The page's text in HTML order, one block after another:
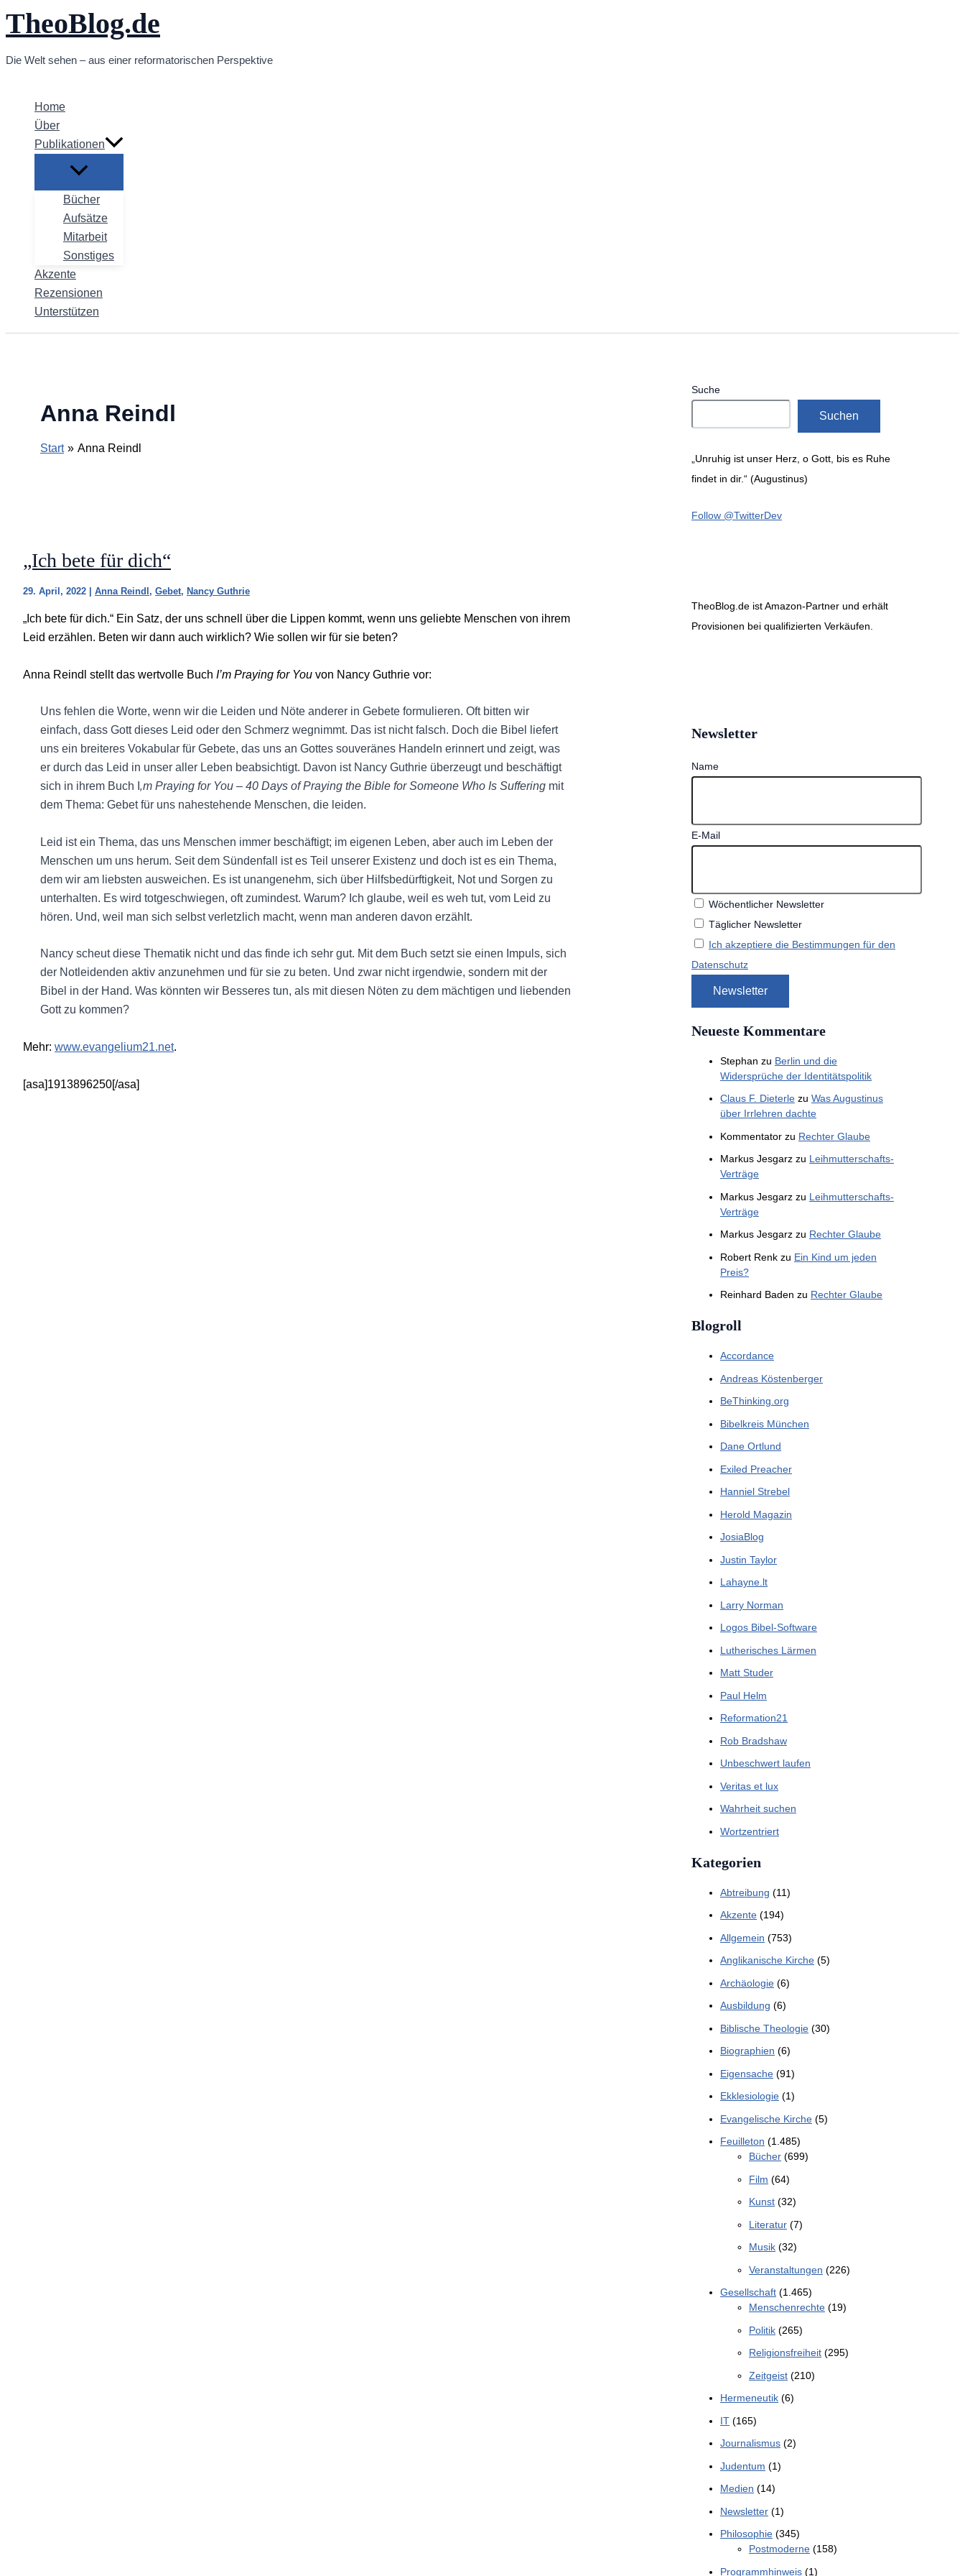
Zum
Inhalt
TheoBlog.de
Die Welt sehen – aus einer reformatorischen Perspektive
Home
Über
Publikationen
Bücher
Aufsätze
Mitarbeit
Sonstiges
Akzente
Rezensionen
Unterstützen
Anna Reindl
Start Anna Reindl
„Ich bete für dich“
29. April, 2022 Anna Reindl , Gebet, Nancy Guthrie
„Ich bete für dich.“ Ein Satz, der uns schnell über die Lippen kommt, wenn uns geliebte Menschen von ihrem
Leid erzählen. Beten wir dann auch wirklich? Wie sollen wir für sie beten?
Anna Reindl stellt das wertvolle Buch I’m Praying for You von Nancy Guthrie vor:
Uns fehlen die Worte, wenn wir die Leiden und Nöte anderer in Gebete formulieren. Oft bitten wir
einfach, dass Gott dieses Leid oder den Schmerz wegnimmt. Das ist nicht falsch. Doch die Bibel liefert
uns ein breiteres Vokabular für Gebete, das uns an Gottes souveränes Handeln erinnert und zeigt, was
er durch das Leid in unser aller Leben beabsichtigt. Davon ist Nancy Guthrie überzeugt und beschäftigt
sich in ihrem Buch I ‚m Praying for You – 40 Days of Praying the Bible for Someone Who Is Suffering mit
dem Thema: Gebet für uns nahestehende Menschen, die leiden.
Leid ist ein Thema, das uns Menschen immer beschäftigt; im eigenen Leben, aber auch im Leben der
Menschen um uns herum. Seit dem Sündenfall ist es Teil unserer Existenz und doch ist es ein Thema,
dem wir am liebsten ausweichen. Es ist unangenehm, sich über Hilfsbedürftigkeit, Not und Sorgen zu
unterhalten. Es wird totgeschwiegen, oft zumindest. Warum? Ich glaube, weil es weh tut, vom Leid zu
hören. Und, weil man sich selbst verletzlich macht, wenn man anderen davon erzählt.
Nancy scheut diese Thematik nicht und das finde ich sehr gut. Mit dem Buch setzt sie einen Impuls, sich
der Notleidenden aktiv anzunehmen und für sie zu beten. Und zwar nicht irgendwie, sondern mit der
Bibel in der Hand. Was könnten wir Besseres tun, als mit diesen Nöten zu dem mächtigen und liebenden
Gott zu kommen?
Mehr: www.evangelium21.net.
[asa]1913896250[/asa]
Suche
Suchen
„Unruhig ist unser Herz, o Gott, bis es Ruhe
findet in dir.“ (Augustinus)
Follow @TwitterDev
TheoBlog.de ist Amazon-Partner und erhält
Provisionen bei qualifizierten Verkäufen.
Newsletter
Name
E-Mail
Wöchentlicher Newsletter
Täglicher Newsletter
Ich akzeptiere die Bestimmungen für den
Datenschutz
Neueste Kommentare
Stephan zu Berlin und die
Widersprüche der Identitätspolitik
Claus F. Dieterle zu Was Augustinus
über Irrlehren dachte
Kommentator zu Rechter Glaube
Markus Jesgarz zu Leihmutterschafts-
Verträge
Markus Jesgarz zu Leihmutterschafts-
Verträge
Markus Jesgarz zu Rechter Glaube
Robert Renk zu Ein Kind um jeden
Preis?
Reinhard Baden zu Rechter Glaube
Blogroll
Accordance
Andreas Köstenberger
BeThinking.org
Bibelkreis München
Dane Ortlund
Exiled Preacher
Hanniel Strebel
Herold Magazin
JosiaBlog
Justin Taylor
Lahayne.lt
Larry Norman
Logos Bibel-Software
Lutherisches Lärmen
Matt Studer
Paul Helm
Reformation21
Rob Bradshaw
Unbeschwert laufen
Veritas et lux
Wahrheit suchen
Wortzentriert
Kategorien
Abtreibung (11)
Akzente (194)
Allgemein (753)
Anglikanische Kirche (5)
Archäologie (6)
Ausbildung (6)
Biblische Theologie (30)
Biographien (6)
Eigensache (91)
Ekklesiologie (1)
Evangelische Kirche (5)
Feuilleton (1.485)
Bücher (699)
Film (64)
Kunst (32)
Literatur (7)
Musik (32)
Veranstaltungen (226)
Gesellschaft (1.465)
Menschenrechte (19)
Politik (265)
Religionsfreiheit (295)
Zeitgeist (210)
Hermeneutik (6)
IT (165)
Journalismus (2)
Judentum (1)
Medien (14)
Newsletter (1)
Philosophie (345)
Postmoderne (158)
Programmhinweis (1)